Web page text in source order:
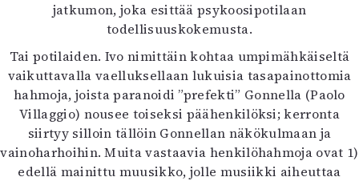
jatkumon, joka esittää psykoosipotilaan
todellisuuskokemusta.
Tai potilaiden. Ivo nimittäin kohtaa umpimähkäiseltä
vaikuttavalla vaelluksellaan lukuisia tasapainottomia
hahmoja, joista paranoidi ”prefekti” Gonnella (Paolo
Villaggio) nousee toiseksi päähenkilöksi; kerronta
siirtyy silloin tällöin Gonnellan näkökulmaan ja
vainoharhoihin. Muita vastaavia henkilöhahmoja ovat 1)
edellä mainittu muusikko, jolle musiikki aiheuttaa